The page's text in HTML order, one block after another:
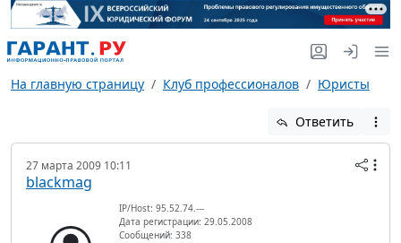
На главную страницу Клуб профессионалов Юристы
Ответить
27 марта 2009 10:11
blackmag
IP/Host: 95.52.74.---
Дата регистрации: 29.05.2008
Сообщений: 338